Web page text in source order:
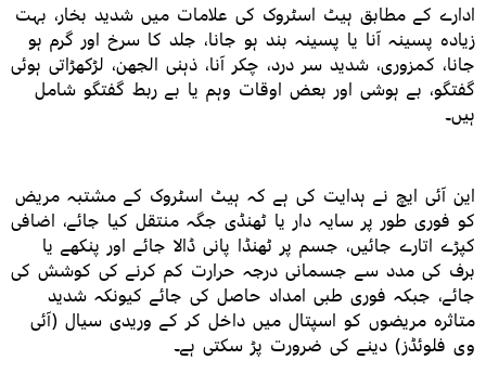
ادارے کے مطابق ہیٹ اسٹروک کی علامات میں شدید بخار، بہت
زیادہ پسینہ آنا یا پسینہ بند ہو جانا، جلد کا سرخ اور گرم ہو
جانا، کمزوری، شدید سر درد، چکر آنا، ذہنی الجھن، لڑکھڑاتی ہوئی
گفتگو، بے ہوشی اور بعض اوقات وہم یا بے ربط گفتگو شامل
ہیں۔
این آئی ایچ نے ہدایت کی ہے کہ ہیٹ اسٹروک کے مشتبہ مریض
کو فوری طور پر سایہ دار یا ٹھنڈی جگہ منتقل کیا جائے، اضافی
کپڑے اتارے جائیں، جسم پر ٹھنڈا پانی ڈالا جائے اور پنکھے یا
برف کی مدد سے جسمانی درجہ حرارت کم کرنے کی کوشش کی
جائے، جبکہ فوری طبی امداد حاصل کی جائے کیونکہ شدید
متاثرہ مریضوں کو اسپتال میں داخل کر کے وریدی سیال (آئی
وی فلوئڈز) دینے کی ضرورت پڑ سکتی ہے۔